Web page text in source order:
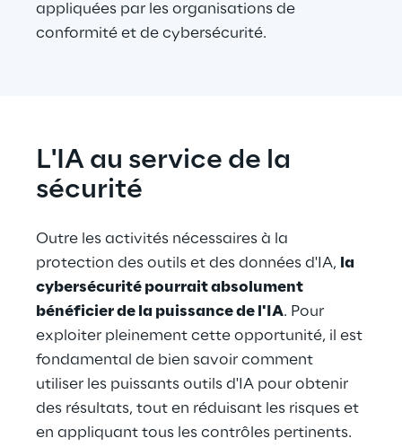
appliquées par les organisations de
conformité et de cybersécurité.
L'IA au service de la
sécurité
Outre les activités nécessaires à la
protection des outils et des données d'IA, la
cybersécurité pourrait absolument
bénéficier de la puissance de l'IA. Pour
exploiter pleinement cette opportunité, il est
fondamental de bien savoir comment
utiliser les puissants outils d'IA pour obtenir
des résultats, tout en réduisant les risques et
en appliquant tous les contrôles pertinents.